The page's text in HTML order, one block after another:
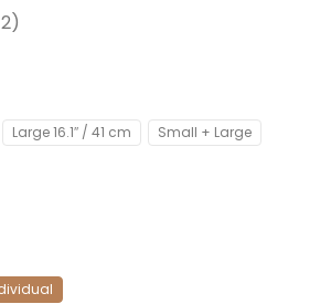
Large 16.1″ / 41 cm
Small + Large